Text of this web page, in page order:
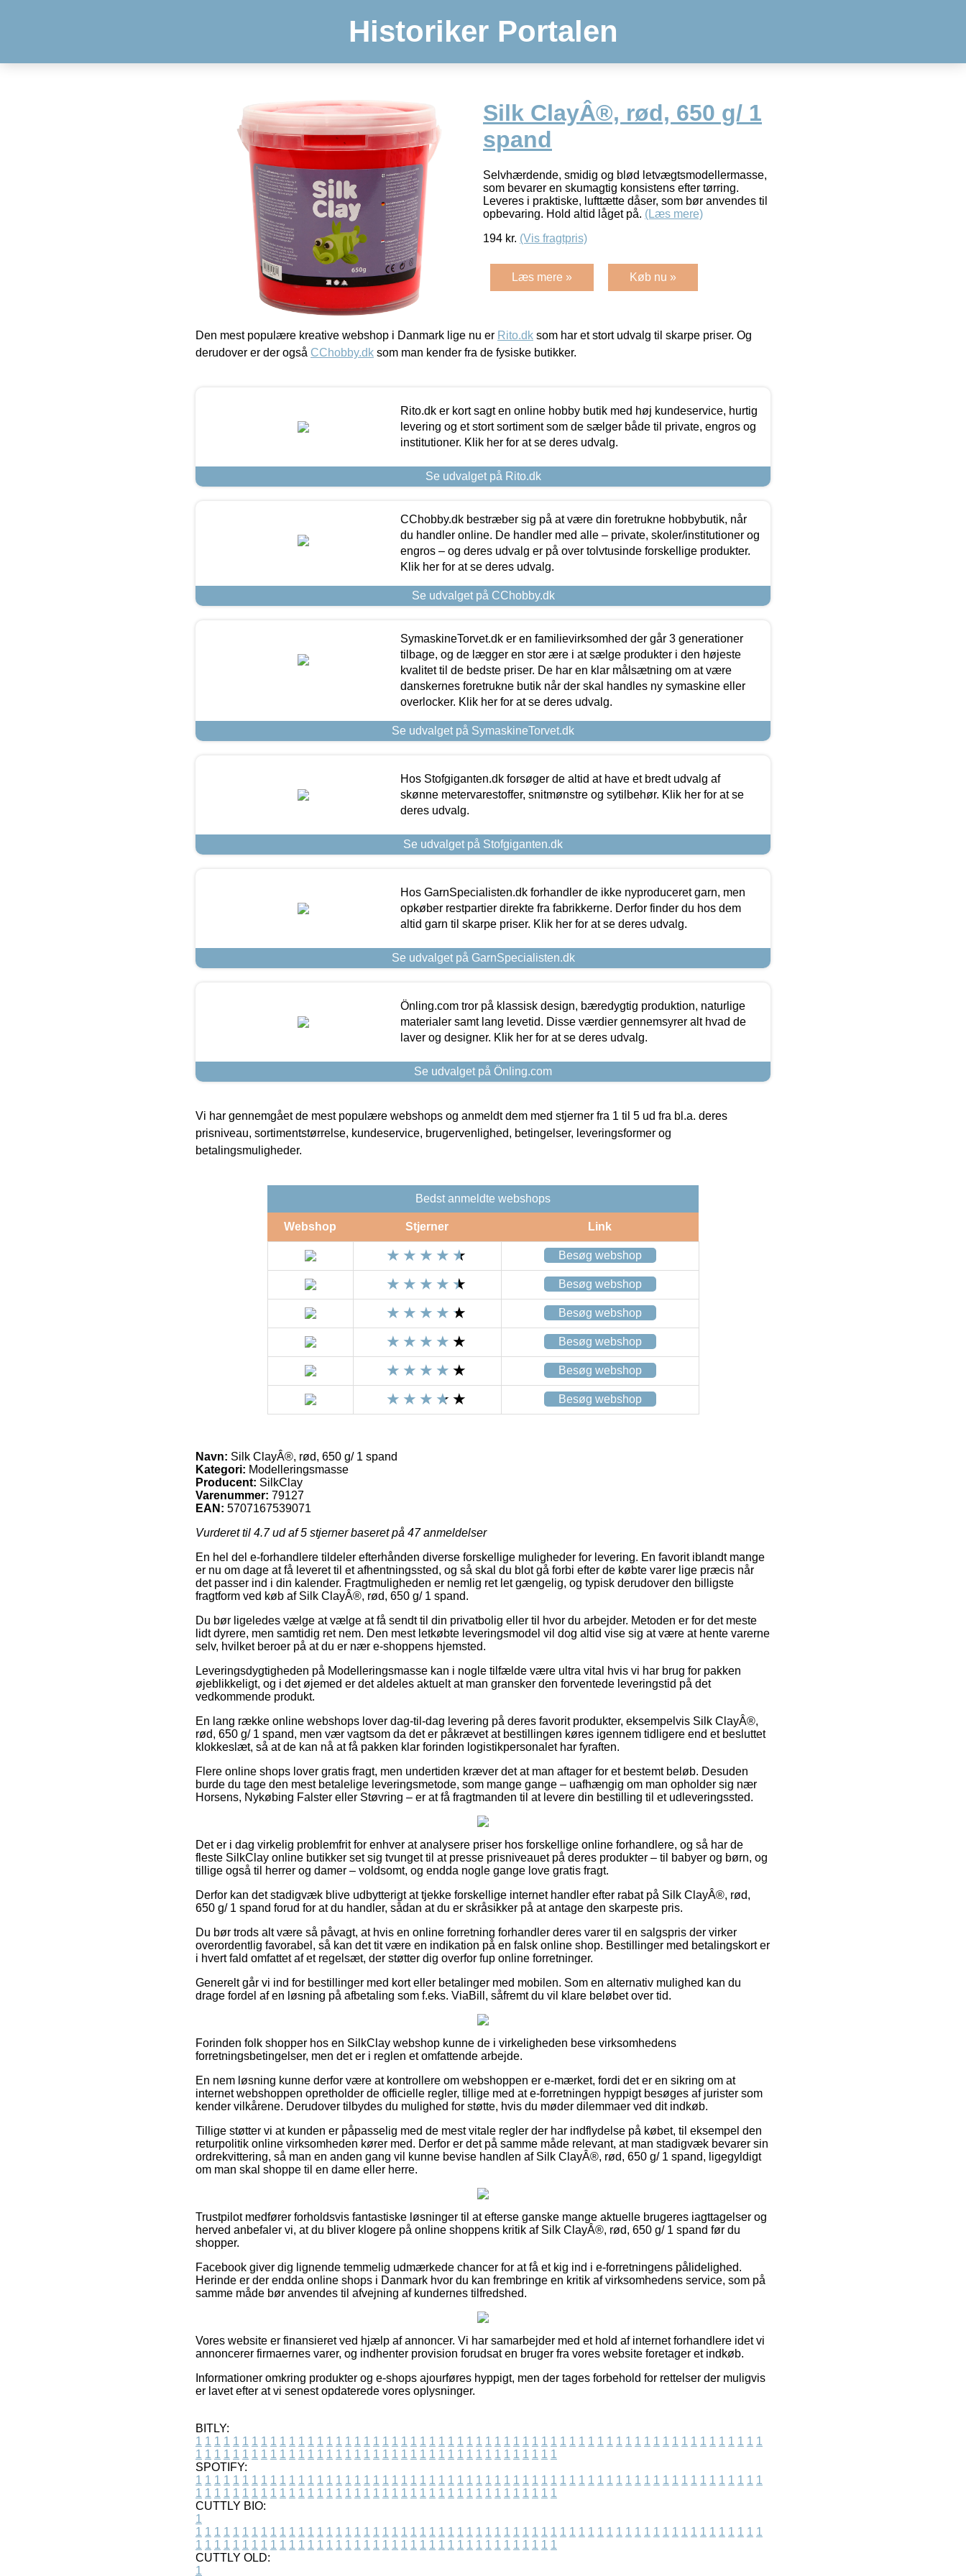
Historiker Portalen
Silk ClayÂ®, rød, 650 g/ 1
spand
Selvhærdende, smidig og blød letvægtsmodellermasse,
som bevarer en skumagtig konsistens efter tørring.
Leveres i praktiske, lufttætte dåser, som bør anvendes til
opbevaring. Hold altid låget på. (Læs mere)
194 kr. (Vis fragtpris)
Læs mere » Køb nu »
Den mest populære kreative webshop i Danmark lige nu er Rito.dk som har et stort udvalg til skarpe priser. Og
derudover er der også CChobby.dk som man kender fra de fysiske butikker.
Rito.dk er kort sagt en online hobby butik med høj kundeservice, hurtig
levering og et stort sortiment som de sælger både til private, engros og
institutioner. Klik her for at se deres udvalg.
Se udvalget på Rito.dk
CChobby.dk bestræber sig på at være din foretrukne hobbybutik, når
du handler online. De handler med alle – private, skoler/institutioner og
engros – og deres udvalg er på over tolvtusinde forskellige produkter.
Klik her for at se deres udvalg.
Se udvalget på CChobby.dk
SymaskineTorvet.dk er en familievirksomhed der går 3 generationer
tilbage, og de lægger en stor ære i at sælge produkter i den højeste
kvalitet til de bedste priser. De har en klar målsætning om at være
danskernes foretrukne butik når der skal handles ny symaskine eller
overlocker. Klik her for at se deres udvalg.
Se udvalget på SymaskineTorvet.dk
Hos Stofgiganten.dk forsøger de altid at have et bredt udvalg af
skønne metervarestoffer, snitmønstre og sytilbehør. Klik her for at se
deres udvalg.
Se udvalget på Stofgiganten.dk
Hos GarnSpecialisten.dk forhandler de ikke nyproduceret garn, men
opkøber restpartier direkte fra fabrikkerne. Derfor finder du hos dem
altid garn til skarpe priser. Klik her for at se deres udvalg.
Se udvalget på GarnSpecialisten.dk
Önling.com tror på klassisk design, bæredygtig produktion, naturlige
materialer samt lang levetid. Disse værdier gennemsyrer alt hvad de
laver og designer. Klik her for at se deres udvalg.
Se udvalget på Önling.com
Vi har gennemgået de mest populære webshops og anmeldt dem med stjerner fra 1 til 5 ud fra bl.a. deres
prisniveau, sortimentstørrelse, kundeservice, brugervenlighed, betingelser, leveringsformer og
betalingsmuligheder.
Bedst anmeldte webshops
Webshop Stjerner Link
Besøg webshop
Besøg webshop
Besøg webshop
Besøg webshop
Besøg webshop
Besøg webshop
Navn: Silk ClayÂ®, rød, 650 g/ 1 spand
Kategori: Modelleringsmasse
Producent: SilkClay
Varenummer: 79127
EAN: 5707167539071
Vurderet til 4.7ud af 5 stjerner baseret på 47anmeldelser
En hel del e-forhandlere tildeler efterhånden diverse forskellige muligheder for levering. En favorit iblandt mange
er nu om dage at få leveret til et afhentningssted, og så skal du blot gå forbi efter de købte varer lige præcis når
det passer ind i din kalender. Fragtmuligheden er nemlig ret let gængelig, og typisk derudover den billigste
fragtform ved køb af Silk ClayÂ®, rød, 650 g/ 1 spand.
Du bør ligeledes vælge at vælge at få sendt til din privatbolig eller til hvor du arbejder. Metoden er for det meste
lidt dyrere, men samtidig ret nem. Den mest letkøbte leveringsmodel vil dog altid vise sig at være at hente varerne
selv, hvilket beroer på at du er nær e-shoppens hjemsted.
Leveringsdygtigheden på Modelleringsmasse kan i nogle tilfælde være ultra vital hvis vi har brug for pakken
øjeblikkeligt, og i det øjemed er det aldeles aktuelt at man gransker den forventede leveringstid på det
vedkommende produkt.
En lang række online webshops lover dag-til-dag levering på deres favorit produkter, eksempelvis Silk ClayÂ®,
rød, 650 g/ 1 spand, men vær vagtsom da det er påkrævet at bestillingen køres igennem tidligere end et besluttet
klokkeslæt, så at de kan nå at få pakken klar forinden logistikpersonalet har fyraften.
Flere online shops lover gratis fragt, men undertiden kræver det at man aftager for et bestemt beløb. Desuden
burde du tage den mest betalelige leveringsmetode, som mange gange – uafhængig om man opholder sig nær
Horsens, Nykøbing Falster eller Støvring – er at få fragtmanden til at levere din bestilling til et udleveringssted.
Det er i dag virkelig problemfrit for enhver at analysere priser hos forskellige online forhandlere, og så har de
fleste SilkClay online butikker set sig tvunget til at presse prisniveauet på deres produkter – til babyer og børn, og
tillige også til herrer og damer – voldsomt, og endda nogle gange love gratis fragt.
Derfor kan det stadigvæk blive udbytterigt at tjekke forskellige internet handler efter rabat på Silk ClayÂ®, rød,
650 g/ 1 spand forud for at du handler, sådan at du er skråsikker på at antage den skarpeste pris.
Du bør trods alt være så påvagt, at hvis en online forretning forhandler deres varer til en salgspris der virker
overordentlig favorabel, så kan det tit være en indikation på en falsk online shop. Bestillinger med betalingskort er
i hvert fald omfattet af et regelsæt, der støtter dig overfor fup online forretninger.
Generelt går vi ind for bestillinger med kort eller betalinger med mobilen. Som en alternativ mulighed kan du
drage fordel af en løsning på afbetaling som f.eks. ViaBill, såfremt du vil klare beløbet over tid.
Forinden folk shopper hos en SilkClay webshop kunne de i virkeligheden bese virksomhedens
forretningsbetingelser, men det er i reglen et omfattende arbejde.
En nem løsning kunne derfor være at kontrollere om webshoppen er e-mærket, fordi det er en sikring om at
internet webshoppen opretholder de officielle regler, tillige med at e-forretningen hyppigt besøges af jurister som
kender vilkårene. Derudover tilbydes du mulighed for støtte, hvis du møder dilemmaer ved dit indkøb.
Tillige støtter vi at kunden er påpasselig med de mest vitale regler der har indflydelse på købet, til eksempel den
returpolitik online virksomheden kører med. Derfor er det på samme måde relevant, at man stadigvæk bevarer sin
ordrekvittering, så man en anden gang vil kunne bevise handlen af Silk ClayÂ®, rød, 650 g/ 1 spand, ligegyldigt
om man skal shoppe til en dame eller herre.
Trustpilot medfører forholdsvis fantastiske løsninger til at efterse ganske mange aktuelle brugeres iagttagelser og
herved anbefaler vi, at du bliver klogere på online shoppens kritik af Silk ClayÂ®, rød, 650 g/ 1 spand før du
shopper.
Facebook giver dig lignende temmelig udmærkede chancer for at få et kig ind i e-forretningens pålidelighed.
Herinde er der endda online shops i Danmark hvor du kan frembringe en kritik af virksomhedens service, som på
samme måde bør anvendes til afvejning af kundernes tilfredshed.
Vores website er finansieret ved hjælp af annoncer. Vi har samarbejder med et hold af internet forhandlere idet vi
annoncerer firmaernes varer, og indhenter provision forudsat en bruger fra vores website foretager et indkøb.
Informationer omkring produkter og e-shops ajourføres hyppigt, men der tages forbehold for rettelser der muligvis
er lavet efter at vi senest opdaterede vores oplysninger.
BITLY:
1 1 1 1 1 1 1 1 1 1 1 1 1 1 1 1 1 1 1 1 1 1 1 1 1 1 1 1 1 1 1 1 1 1 1 1 1 1 1 1 1 1 1 1 1 1 1 1 1 1 1 1 1 1 1 1 1 1 1 1 1
1 1 1 1 1 1 1 1 1 1 1 1 1 1 1 1 1 1 1 1 1 1 1 1 1 1 1 1 1 1 1 1 1 1 1 1 1 1 1
SPOTIFY:
1 1 1 1 1 1 1 1 1 1 1 1 1 1 1 1 1 1 1 1 1 1 1 1 1 1 1 1 1 1 1 1 1 1 1 1 1 1 1 1 1 1 1 1 1 1 1 1 1 1 1 1 1 1 1 1 1 1 1 1 1
1 1 1 1 1 1 1 1 1 1 1 1 1 1 1 1 1 1 1 1 1 1 1 1 1 1 1 1 1 1 1 1 1 1 1 1 1 1 1
CUTTLY BIO:
1
1 1 1 1 1 1 1 1 1 1 1 1 1 1 1 1 1 1 1 1 1 1 1 1 1 1 1 1 1 1 1 1 1 1 1 1 1 1 1 1 1 1 1 1 1 1 1 1 1 1 1 1 1 1 1 1 1 1 1 1 1
1 1 1 1 1 1 1 1 1 1 1 1 1 1 1 1 1 1 1 1 1 1 1 1 1 1 1 1 1 1 1 1 1 1 1 1 1 1 1
CUTTLY OLD:
1